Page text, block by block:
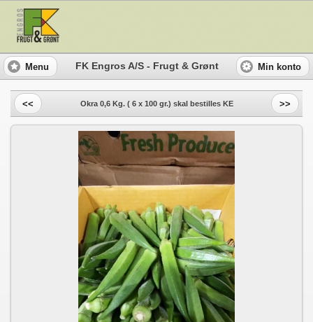
Menu FK Engros A/S - Frugt & Grønt Min konto
<< Okra 0,6 Kg. ( 6 x 100 gr.) skal bestilles KE >>